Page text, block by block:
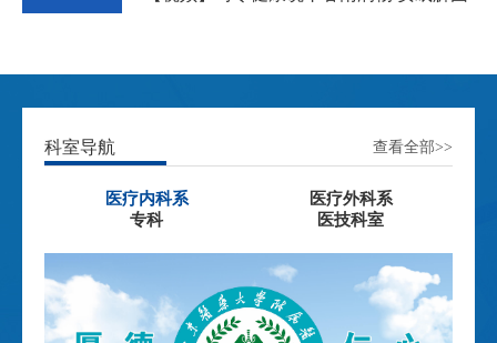
科室导航 查看全部>>
医疗内科系
医疗外科系
专科
医技科室